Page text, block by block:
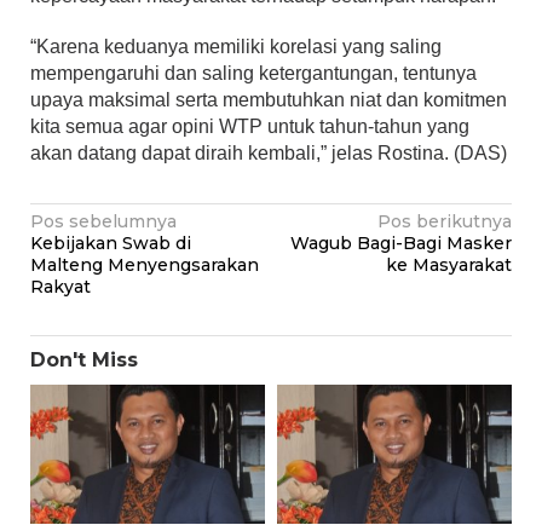
“Karena keduanya memiliki korelasi yang saling
mempengaruhi dan saling ketergantungan, tentunya
upaya maksimal serta membutuhkan niat dan komitmen
kita semua agar opini WTP untuk tahun-tahun yang
akan datang dapat diraih kembali,” jelas Rostina. (DAS)
Navigasi
pos
Pos sebelumnya
Kebijakan Swab di
Malteng Menyengsarakan
Rakyat
Pos berikutnya
Wagub Bagi-Bagi Masker
ke Masyarakat
Don't Miss